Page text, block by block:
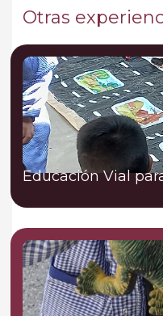
Otras
Educación Vial